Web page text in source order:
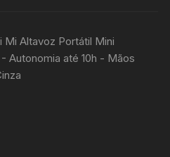
Mi Altavoz Portátil Mini
Autonomia até 10h - Mãos